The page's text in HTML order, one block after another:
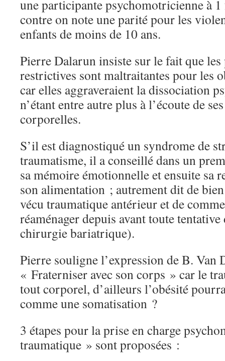
une participante psychomotricienne à
contre on note une parité pour les
enfants de moins de 10 ans.
Pierre Dalarun insiste sur le fait que les
restrictives sont maltraitantes pour les
car elles aggraveraient la dissociation
n’étant entre autre plus à l’écoute de
corporelles.
S’il est diagnostiqué un syndrome de
traumatisme, il a conseillé dans un
sa mémoire émotionnelle et ensuite sa
son alimentation ; autrement dit de
vécu traumatique antérieur et de
réaménager depuis avant toute
chirurgie bariatrique).
Pierre souligne l’expression de B. Van
« Fraterniser avec son corps » car le
tout corporel, d’ailleurs l’obésité
comme une somatisation ?
3 étapes pour la prise en charge
traumatique » sont proposées :